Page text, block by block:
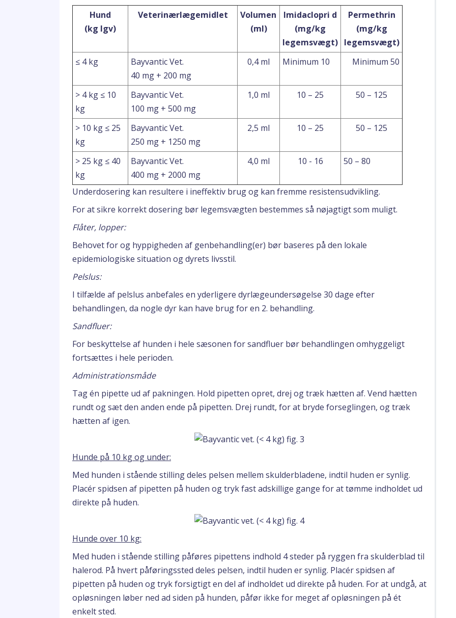
Hund
(kg lgv)
Veterinærlægemidlet
Volumen
(ml)
Imidaclopri d
(mg/kg
legemsvægt)
Permethrin
(mg/kg
legemsvægt)
≤ 4 kg
Bayvantic Vet.
40 mg + 200 mg
0,4 ml Minimum 10 Minimum 50
> 4 kg ≤ 10
kg
Bayvantic Vet.
100 mg + 500 mg
1,0 ml 10 – 25 50 – 125
> 10 kg ≤ 25
kg
Bayvantic Vet.
250 mg + 1250 mg
2,5 ml 10 – 25 50 – 125
> 25 kg ≤ 40
kg
Bayvantic Vet.
400 mg + 2000 mg
4,0 ml 10 - 16 50 – 80
Underdosering kan resultere i ineffektiv brug og kan fremme resistensudvikling.
For at sikre korrekt dosering bør legemsvægten bestemmes så nøjagtigt som muligt.
Flåter, lopper:
Behovet for og hyppigheden af genbehandling(er) bør baseres på den lokale
epidemiologiske situation og dyrets livsstil.
Pelslus:
I tilfælde af pelslus anbefales en yderligere dyrlægeundersøgelse 30 dage efter
behandlingen, da nogle dyr kan have brug for en 2. behandling.
Sandfluer:
For beskyttelse af hunden i hele sæsonen for sandfluer bør behandlingen omhyggeligt
fortsættes i hele perioden.
Administrationsmåde
Tag én pipette ud af pakningen. Hold pipetten opret, drej og træk hætten af. Vend hætten
rundt og sæt den anden ende på pipetten. Drej rundt, for at bryde forseglingen, og træk
hætten af igen.
Hunde på 10 kg og under:
Med hunden i stående stilling deles pelsen mellem skulderbladene, indtil huden er synlig.
Placér spidsen af pipetten på huden og tryk fast adskillige gange for at tømme indholdet ud
direkte på huden.
Hunde over 10 kg:
Med huden i stående stilling påføres pipettens indhold 4 steder på ryggen fra skulderblad til
halerod. På hvert påføringssted deles pelsen, indtil huden er synlig. Placér spidsen af
pipetten på huden og tryk forsigtigt en del af indholdet ud direkte på huden. For at undgå, at
opløsningen løber ned ad siden på hunden, påfør ikke for meget af opløsningen på ét
enkelt sted.